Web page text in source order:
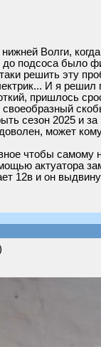
Волги,
подсоса было
решить эту
И я решил
пришлось
сезон 2025 и за
может
чтобы самому
актуатора
12в и он